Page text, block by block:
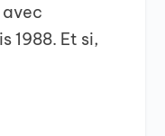
avec
1988. Et si,